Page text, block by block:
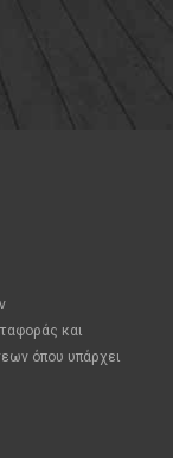
και
όπου υπάρχει